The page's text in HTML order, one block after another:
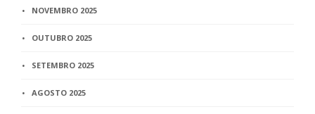
NOVEMBRO 2025
OUTUBRO 2025
SETEMBRO 2025
AGOSTO 2025